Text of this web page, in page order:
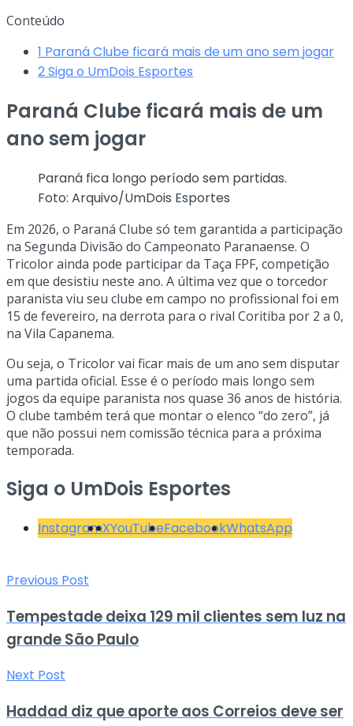
Conteúdo
1 Paraná Clube ficará mais de um ano sem jogar
2Siga o UmDois Esportes
Paraná Clube ficará mais de um
ano sem jogar
Paraná fica longo período sem partidas.
Foto: Arquivo/UmDois Esportes
Em 2026, o Paraná Clube só tem garantida a participação
na Segunda Divisão do Campeonato Paranaense. O
Tricolor ainda pode participar da Taça FPF, competição
em que desistiu neste ano. A última vez que o torcedor
paranista viu seu clube em campo no profissional foi em
15 de fevereiro, na derrota para o rival Coritiba por 2 a 0,
na Vila Capanema.
Ou seja, o Tricolor vai ficar mais de um ano sem disputar
uma partida oficial. Esse é o período mais longo sem
jogos da equipe paranista nos quase 36 anos de história.
O clube também terá que montar o elenco “do zero”, já
que não possui nem comissão técnica para a próxima
temporada.
Siga o UmDois Esportes
InstagramXYouTubeFacebookWhatsApp
Previous Post
Tempestade deixa 129 mil clientes sem luz na
grande São Paulo
Next Post
Haddad diz que aporte aos Correios deve ser